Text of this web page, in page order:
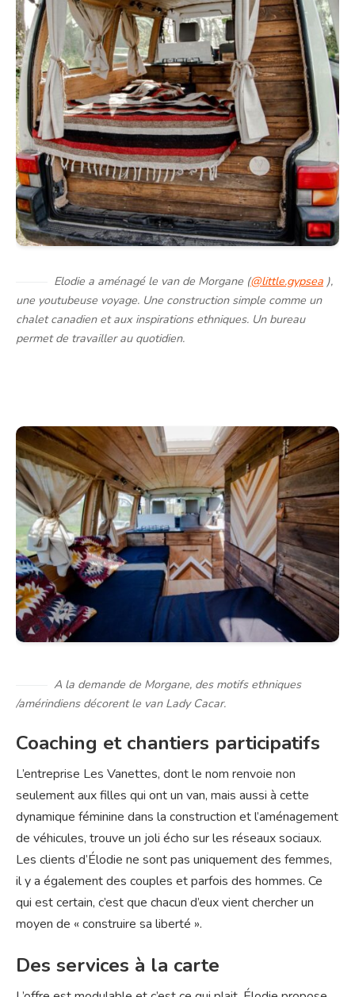
Elodie a aménagé le van de Morgane (@little.gypsea ),
une youtubeuse voyage. Une construction simple comme un
chalet canadien et aux inspirations ethniques. Un bureau
permet de travailler au quotidien.
A la demande de Morgane, des motifs ethniques
/amérindiens décorent le van Lady Cacar.
Coaching et chantiers participatifs
L’entreprise Les Vanettes, dont le nom renvoie non
seulement aux filles qui ont un van, mais aussi à cette
dynamique féminine dans la construction et l’aménagement
de véhicules, trouve un joli écho sur les réseaux sociaux.
Les clients d’Élodie ne sont pas uniquement des femmes,
il y a également des couples et parfois des hommes. Ce
qui est certain, c’est que chacun d’eux vient chercher un
moyen de « construire sa liberté ».
Des services à la carte